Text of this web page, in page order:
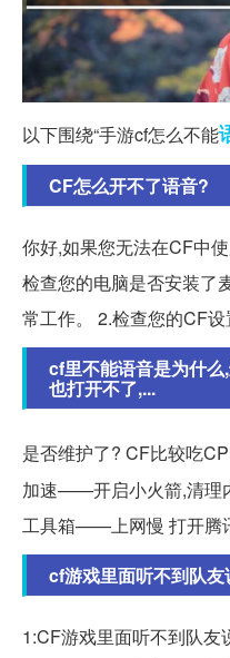
以下围绕“手游cf怎么不能
CF怎么开不了语音?
你好,如果您无法在CF中
检查您的电脑是否安装了
常工作。 2.检查您的CF设
cf里不能语音是为什
也打开不了,...
是否维护了? CF比较吃
加速——开启小火箭,清理
工具箱——上网慢 打开腾
cf游戏里面听不到队
1:CF游戏里面听不到队